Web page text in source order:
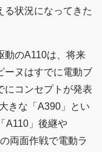
る状況になってきた
動のA110は、将来
ーヌはすでに電動ブ
にコンセプトが発表
きな「A390」とい
A110」後継や
両面作戦で電動ラ